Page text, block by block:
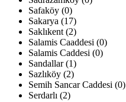
Safaköy (0)
Sakarya (17)
Saklıkent (2)
Salamis Caaddesi (0)
Salamis Caddesi (0)
Sandallar (1)
Sazlıköy (2)
Semih Sancar Caddesi (0)
Serdarlı (2)